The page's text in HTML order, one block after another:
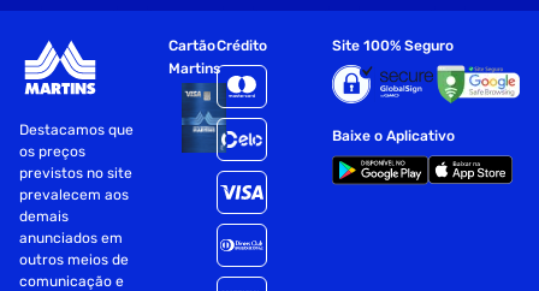
Destacamos que
os preços
previstos no site
prevalecem aos
demais
anunciados em
outros meios de
comunicação e
Cartão
Martins
Crédito Site 100% Seguro
Baixe o Aplicativo